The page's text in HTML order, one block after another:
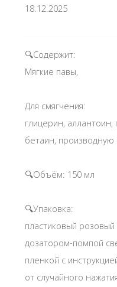
18.12.2025
🔍Содержит:
Мягкие павы,
Для смягчения:
глицерин, аллантоин,
бетаин, производную
🔍Объём: 150 мл
🔍Упаковка:
пластиковый розовый
дозатором-помпой
пленкой с
от случайного